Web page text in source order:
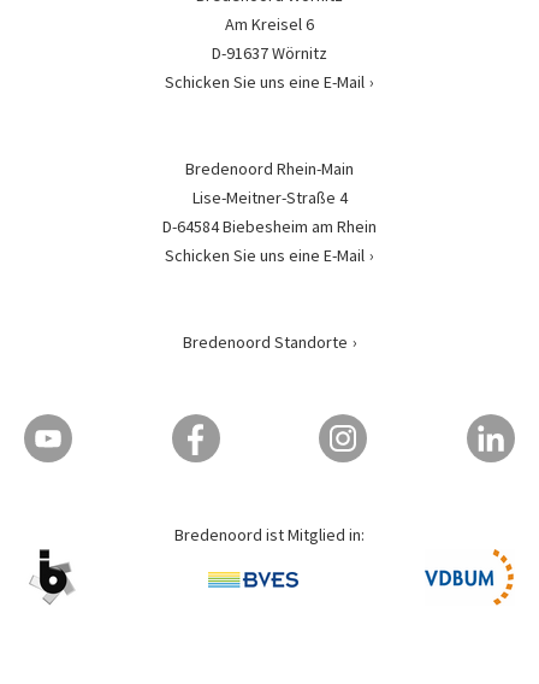
Am Kreisel 6
D-91637 Wörnitz
Schicken Sie uns eine E-Mail
Bredenoord Rhein-Main
Lise-Meitner-Straße 4
D-64584 Biebesheim am Rhein
Schicken Sie uns eine E-Mail
Bredenoord Standorte
Bredenoord ist Mitglied in: